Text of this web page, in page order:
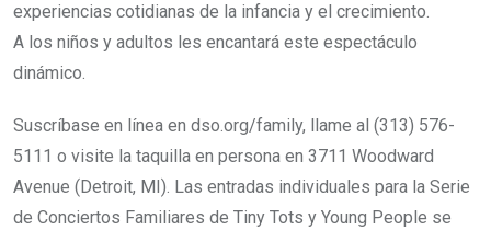
experiencias cotidianas de la infancia y el crecimiento.
A los niños y adultos les encantará este espectáculo
dinámico.
Suscríbase en línea en dso.org/family, llame al (313) 576-
5111 o visite la taquilla en persona en 3711 Woodward
Avenue (Detroit, MI). Las entradas individuales para la Serie
de Conciertos Familiares de Tiny Tots y Young People se